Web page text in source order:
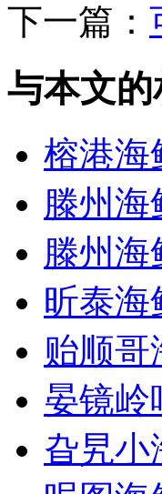
下一篇：
与本文
榕港海
滕州
滕州海
昕泰海
贻顺哥
晏镜岭
旮旯小